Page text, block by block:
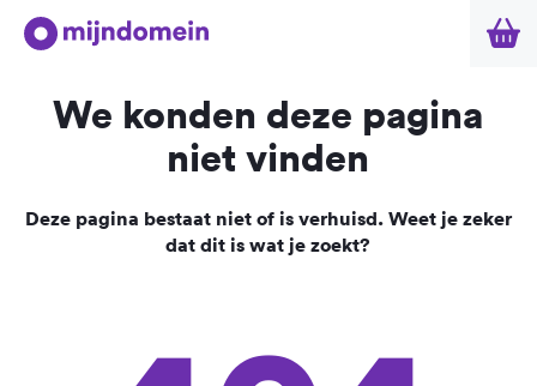
We konden deze pagina
niet vinden
Deze pagina bestaat niet of is verhuisd. Weet je zeker
dat dit is wat je zoekt?